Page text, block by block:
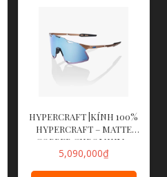
HYPERCRAFT |KÍNH 100%
HYPERCRAFT – MATTE
COPPER CHROMIUM –
HIPER BLUE MULTILAYER
5,090,000₫